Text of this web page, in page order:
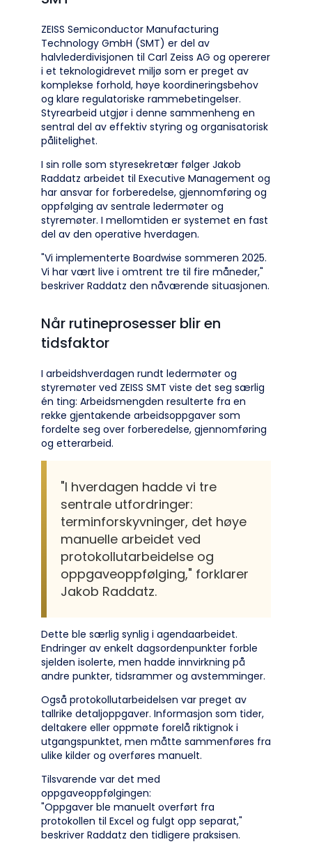
ZEISS Semiconductor Manufacturing
Technology GmbH (SMT) er del av
halvlederdivisjonen til Carl Zeiss AG og opererer
i et teknologidrevet miljø som er preget av
komplekse forhold, høye koordineringsbehov
og klare regulatoriske rammebetingelser.
Styrearbeid utgjør i denne sammenheng en
sentral del av effektiv styring og organisatorisk
pålitelighet.
I sin rolle som styresekretær følger Jakob
Raddatz arbeidet til Executive Management og
har ansvar for forberedelse, gjennomføring og
oppfølging av sentrale ledermøter og
styremøter. I mellomtiden er systemet en fast
del av den operative hverdagen.
"Vi implementerte Boardwise sommeren 2025.
Vi har vært live i omtrent tre til fire måneder,"
beskriver Raddatz den nåværende situasjonen.
Når rutineprosesser blir en
tidsfaktor
I arbeidshverdagen rundt ledermøter og
styremøter ved ZEISS SMT viste det seg særlig
én ting: Arbeidsmengden resulterte fra en
rekke gjentakende arbeidsoppgaver som
fordelte seg over forberedelse, gjennomføring
og etterarbeid.
"I hverdagen hadde vi tre
sentrale utfordringer:
terminforskyvninger, det høye
manuelle arbeidet ved
protokollutarbeidelse og
oppgaveoppfølging," forklarer
Jakob Raddatz.
Dette ble særlig synlig i agendaarbeidet.
Endringer av enkelt dagsordenpunkter forble
sjelden isolerte, men hadde innvirkning på
andre punkter, tidsrammer og avstemminger.
Også protokollutarbeidelsen var preget av
tallrike detaljoppgaver. Informasjon som tider,
deltakere eller oppmøte forelå riktignok i
utgangspunktet, men måtte sammenføres fra
ulike kilder og overføres manuelt.
Tilsvarende var det med
oppgaveoppfølgingen:
"Oppgaver ble manuelt overført fra
protokollen til Excel og fulgt opp separat,"
beskriver Raddatz den tidligere praksisen.